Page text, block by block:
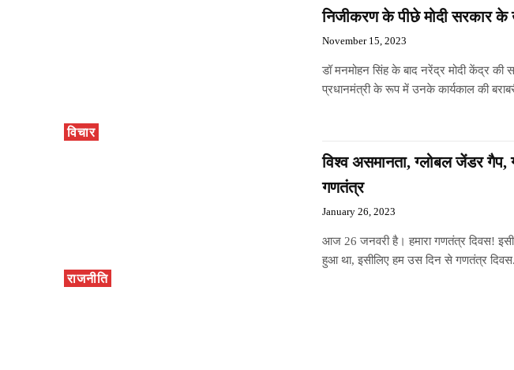
विचार
निजीकरण के पीछे मोदी सरकार के
November 15, 2023
डॉ मनमोहन सिंह के बाद नरेंद्र मोदी केंद्र की
प्रधानमंत्री के रूप में उनके कार्यकाल की
राजनीति
विश्व असमानता, ग्लोबल जेंडर
गणतंत्र
January 26, 2023
आज 26 जनवरी है। हमारा गणतंत्र दिवस!
हुआ था, इसीलिए हम उस दिन से गणतंत्र